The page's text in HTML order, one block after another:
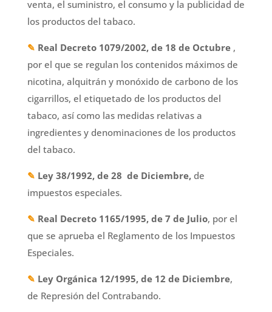
venta, el suministro, el consumo y la publicidad de
los productos del tabaco.
✎ Real Decreto 1079/2002, de 18 de Octubre,
por el que se regulan los contenidos máximos de
nicotina, alquitrán y monóxido de carbono de los
cigarrillos, el etiquetado de los productos del
tabaco, así como las medidas relativas a
ingredientes y denominaciones de los productos
del tabaco.
✎ Ley 38/1992, de 28 de Diciembre,de
impuestos especiales.
✎ Real Decreto 1165/1995, de 7 de Julio, por el
que se aprueba el Reglamento de los Impuestos
Especiales.
✎ Ley Orgánica 12/1995, de 12 de Diciembre,
de Represión del Contrabando.